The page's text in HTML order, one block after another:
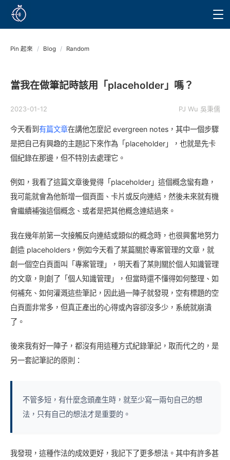
Pin 起來 / Blog / Random
當我在做筆記時該用「placeholder」嗎？
2023-01-12 PJ Wu 吳秉儒
今天看到 有篇文章在講他怎麼記 evergreen notes，其中一個步驟
是把自己有興趣的主題記下來作為「placeholder」，也就是先卡
個紀錄在那邊，但不特別去處理它。
例如，我看了這篇文章後覺得「placeholder」這個概念蠻有趣，
我可能就會為他新增一個頁面、卡片或反向連結，然後未來就有機
會繼續補強這個概念、或者是把其他概念連結過來。
我在幾年前第一次接觸反向連結或類似的概念時，也很興奮地努力
創造 placeholders，例如今天看了某篇關於專案管理的文章，就
創一個空白頁面叫「專案管理」，明天看了某則關於個人知識管理
的文章，則創了「個人知識管理」，但當時還不懂得如何整理、如
何補充、如何灌溉這些筆記，因此過一陣子就發現，空有標題的空
白頁面非常多，但真正產出的心得或內容卻沒多少，系統就崩潰
了。
後來我有好一陣子，都沒有用這種方式紀錄筆記，取而代之的，是
另一套記筆記的原則：
不管多短，有什麼念頭產生時，就至少寫一兩句自己的想
法，只有自己的想法才是重要的。
我發現，這種作法的成效更好，我記下了更多想法。其中有許多甚